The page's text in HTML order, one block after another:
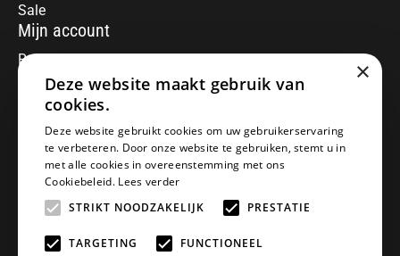
Sale
Mijn account
Registreren
Mijn bestellingen
Informatie
Over ons
Algemene voorwaarden
Disclaimer
Privacy Policy
Betaalmethoden
Retourneren
×
Deze website maakt gebruik van
cookies.
Deze website gebruikt cookies om uw gebruikerservaring
te verbeteren. Door onze website te gebruiken, stemt u in
met alle cookies in overeenstemming met ons
Cookiebeleid. Lees verder
STRIKT NOODZAKELIJK
PRESTATIE
TARGETING FUNCTIONEEL